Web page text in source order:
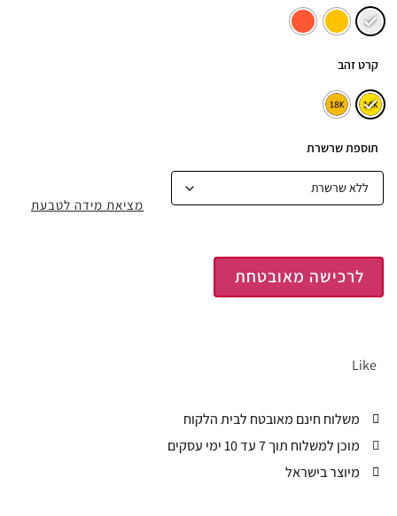
קרט זהב
תוספת שרשרת
לרכישה מאובטחת
Like
מציאת מידה לטבעת
משלוח חינם מאובטח לבית הלקוח
מוכן למשלוח תוך 7 עד 10 ימי עסקים
מיוצר בישראל